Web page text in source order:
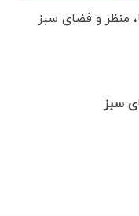
منظر و فضای سبز
سبز